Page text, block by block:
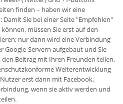
finden – haben wir eine
Sie bei einer Seite "Empfehlen"
müssen Sie erst auf den
nur dann wird eine Verbindung
Google-Servern aufgebaut und Sie
Beitrag mit Ihren Freunden teilen.
Weiterentwicklung
erst dann mit Facebook,
wenn sie aktiv werden und